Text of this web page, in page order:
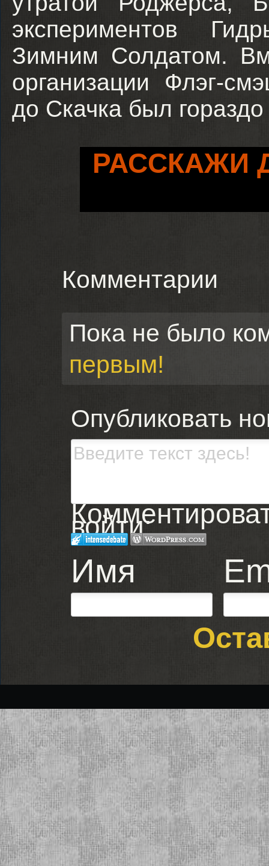
экспериментов
Зимним Солдатом.
организации Флэг-
до Скачка был
РАССКАЖИ
Комментарии
Пока не было
первым!
Опубликовать
войти:
Имя